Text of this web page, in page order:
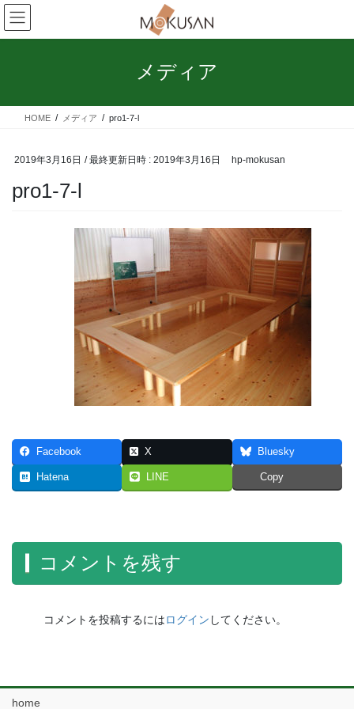
コ
ン
テ
ス
ナ
ビ
ゲ
ン
メディア
HOME メディア pro1-7-l
2019年3月16日 / 最終更新日時 : 2019年3月16日 hp-mokusan
pro1-7-l
Facebook X Bluesky
Hatena LINE Copy
コメントを残す
コメントを投稿するにはログイン してください。
home